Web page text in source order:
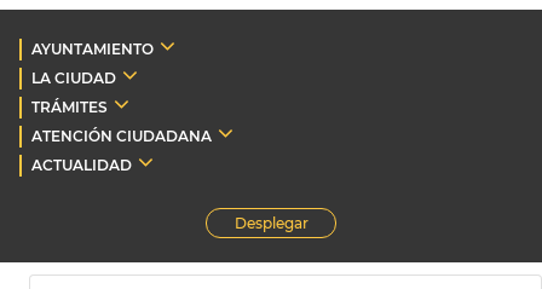
AYUNTAMIENTO
LA CIUDAD
TRÁMITES
ATENCIÓN CIUDADANA
ACTUALIDAD
Desplegar